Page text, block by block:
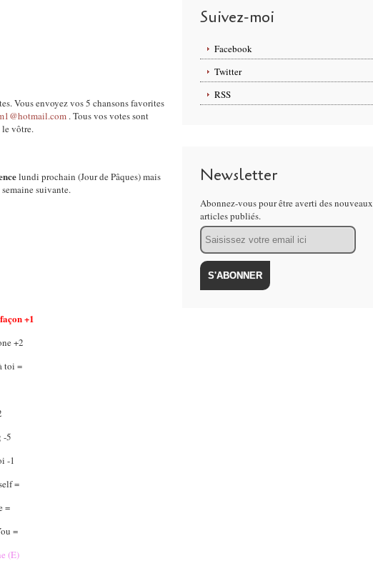
Vous envoyez vos 5 chansons favorites
. Tous vos votes sont
le vôtre.
lundi prochain (Jour de Pâques) mais
suivante.
+1
+2
toi =
-5
-1
=
=
=
(E)
Suivez-moi
Facebook
Twitter
RSS
Newsletter
Abonnez-vous pour être averti des nouveaux
articles publiés.
Email